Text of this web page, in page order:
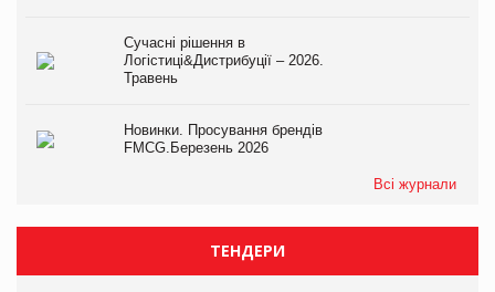
Сучасні рішення в
Логістиці&Дистрибуції – 2026.
Травень
Новинки. Просування брендів
FMCG.Березень 2026
Всі журнали
ТЕНДЕРИ